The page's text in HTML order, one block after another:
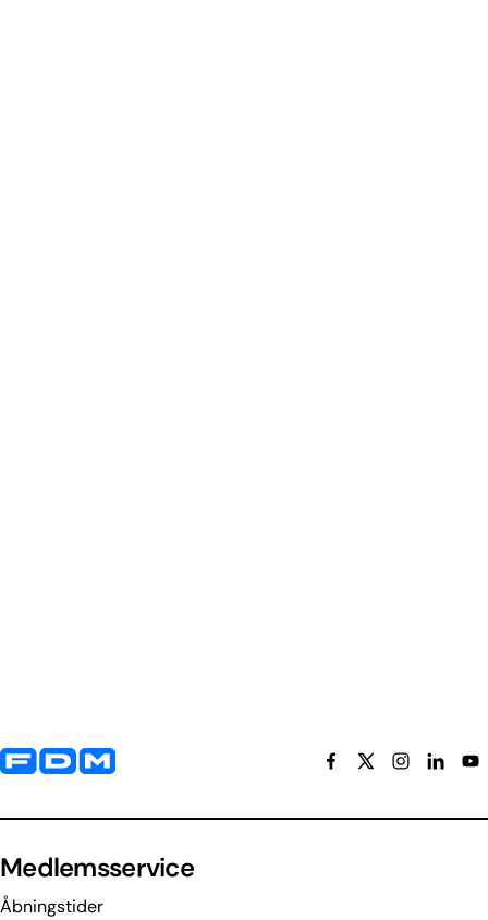
Yderligere information og kontaktoplysninger
Medlemsservice
Åbningstider